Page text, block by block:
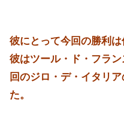
彼にとって今回の勝利は
彼はツール・ド・フラ
回のジロ・デ・イタリ
た。